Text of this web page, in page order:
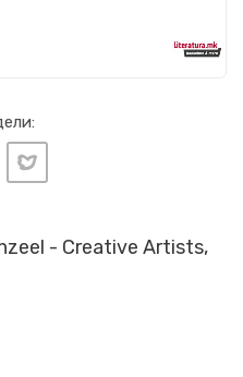
- Creative Artists,